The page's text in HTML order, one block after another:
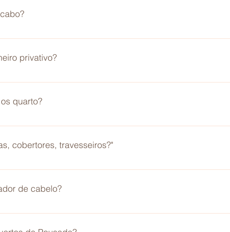
privativo?
banheiro privativo com box de vidro
quarto?
com 1 cama de casa e 1 de solteiro. Os quartos maiores
cobertores, travesseiros?"
roupa de cama, travesseiro, cobertores, toalha de rosto e
de cabelo?
mas a pousada oferece gratuitamente o secador, basta